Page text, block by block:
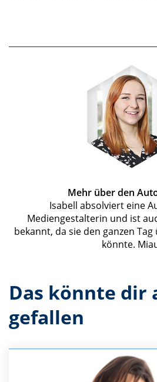
Mehr über den
Isabell absolviert eine
Mediengestalterin und ist
bekannt, da sie den ganzen
könnte.
Das könnte dir
gefallen